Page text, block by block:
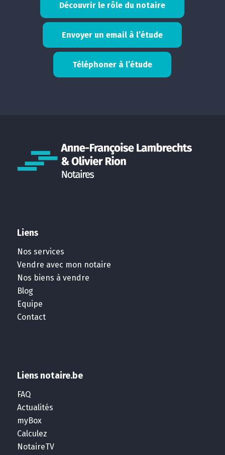
Découvrir le rôle du notaire
Envoyer un email à l’étude
Téléphoner à l’étude
Liens
Nos services
Vendre avec mon notaire
Nos biens à vendre
Blog
Equipe
Contact
Liens notaire.be
FAQ
Actualités
myBox
Calculez
NotaireTV